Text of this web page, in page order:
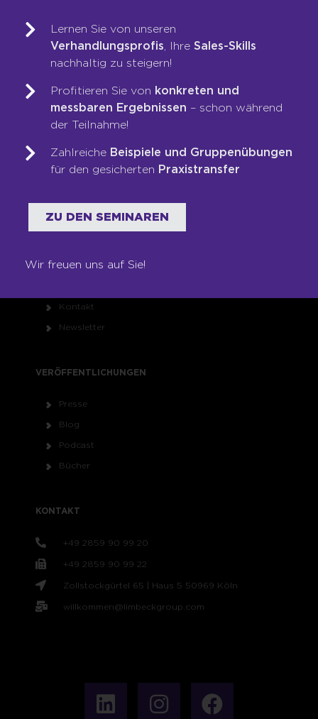
Unsere Werte
Auszeichnungen
Referenzen
Karriere
Franchise
Seminare
Shop
RECHTLICHES
Datenschutz
Kontakt
Newsletter
VERÖFFENTLICHUNGEN
Presse
Blog
Podcast
Bücher
KONTAKT
+49 2859 90 99 20
+49 2859 90 99 22
Zollstockgürtel 65 | Haus 5 50969 Köln
willkommen@limbeckgroup.com
Lernen Sie von unseren
Verhandlungsprofis , IhreSales-Skills
nachhaltig zu steigern!
Profitieren Sie von konkreten und
messbaren Ergebnissen – schon während
der Teilnahme!
Zahlreiche Beispiele und Gruppenübungen
für den gesicherten Praxistransfer
ZU DEN SEMINAREN
Wir freuen uns auf Sie!